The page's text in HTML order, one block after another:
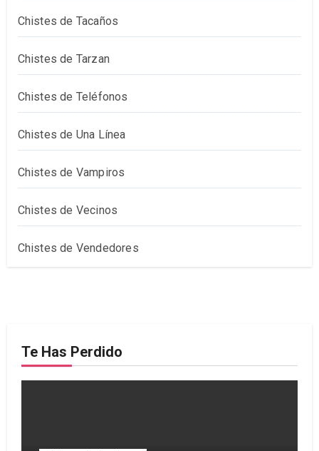
Chistes de Tacaños
Chistes de Tarzan
Chistes de Teléfonos
Chistes de Una Línea
Chistes de Vampiros
Chistes de Vecinos
Chistes de Vendedores
Te Has Perdido